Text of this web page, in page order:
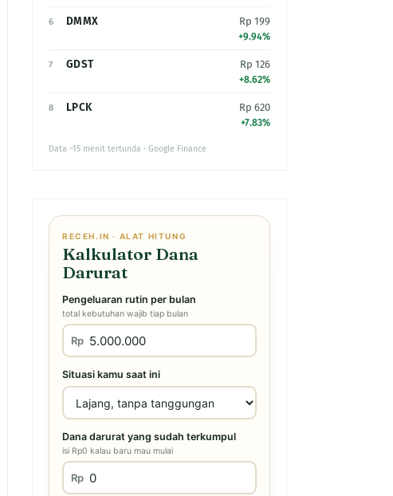
6 DMMX Rp 199
+9.94%
7 GDST Rp 126
+8.62%
8 LPCK Rp 620
+7.83%
Data ~15 menit tertunda · Google Finance
RECEH.IN · ALAT HITUNG
Kalkulator Dana
Darurat
Pengeluaran rutin per bulan
total kebutuhan wajib tiap bulan
Rp
Situasi kamu saat ini
Dana darurat yang sudah terkumpul
isi Rp0 kalau baru mau mulai
Rp